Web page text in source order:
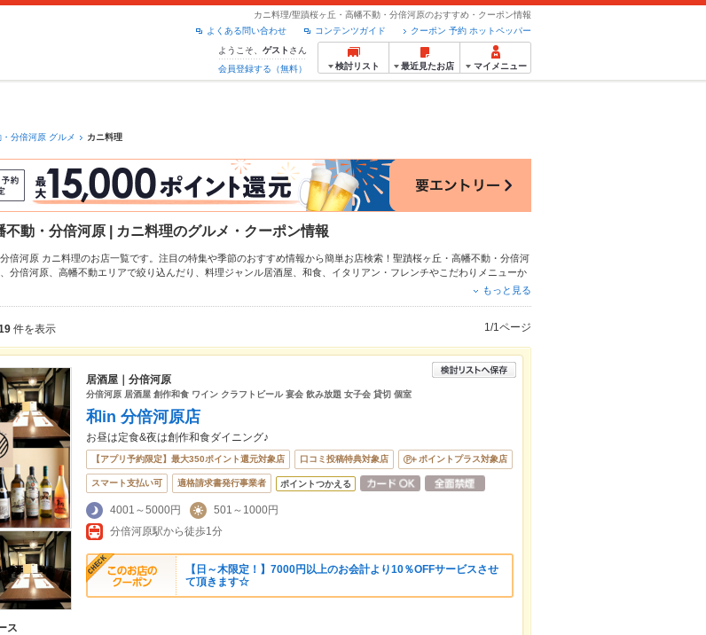
カニ料理/聖蹟桜ヶ丘・高幡不動・分倍河原のおすすめ・クーポン情報
クーポン 予約 ホットペッパー
コンテンツガイド
よくある問い合わせ
ようこそ、 ゲスト さん
会員登録する（無料）
検討リスト 最近見たお店 マイメニュー
分倍河原 グルメ カニ料理
不動・分倍河原 | カニ料理のグルメ・クーポン情報
倍河原 カニ料理のお店一覧です。注目の特集や季節のおすすめ情報から簡単お店検索！聖蹟桜ヶ丘・高幡不動・分倍河
分倍河原 高幡不動エリアで絞り込んだり、料理ジャンル居酒屋 和食 イタリアン・フレンチやこだわりメニューか
でお店探しができます。ホットペッパーグルメなら、お得なクーポンはもちろん、とっておきのメニューや季節のおす
もっと見る
件を表示 1/1ページ
居酒屋｜分倍河原
分倍河原 居酒屋 創作和食 ワイン クラフトビール 宴会 飲み放題 女子会 貸切 個室
和in 分倍河原店
お昼は定食&夜は創作和食ダイニング♪
【アプリ予約限定】最大350ポイント還元対象店 口コミ投稿特典対象店 ポイントプラス対象店
スマート支払い可 適格請求書発行事業者 ポイントつかえる
4001～5000円
501～1000円
分倍河原駅から徒歩1分
【日～木限定！】7000円以上のお会計より10％OFFサービスさせ
て頂きます☆
ス